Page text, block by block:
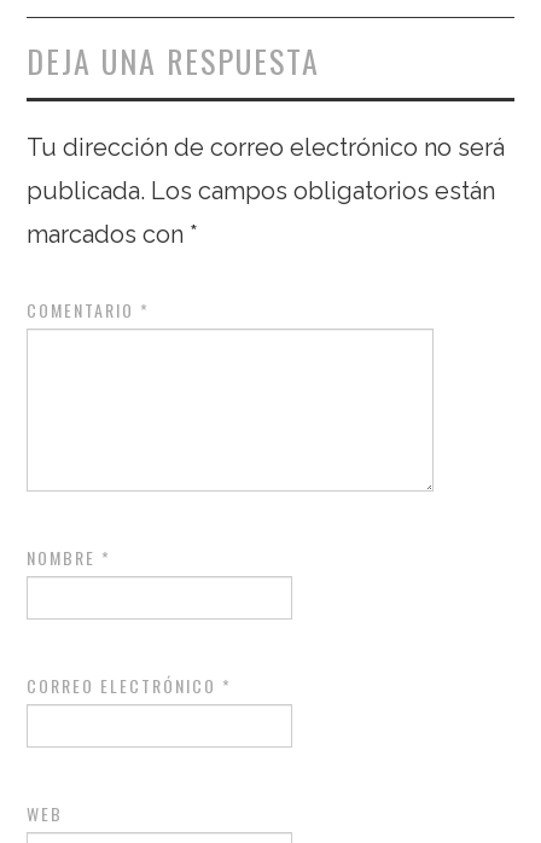
DEJA UNA RESPUESTA
Tu dirección de correo electrónico no será
publicada. Los campos obligatorios están
marcados con *
COMENTARIO *
NOMBRE *
CORREO ELECTRÓNICO *
WEB